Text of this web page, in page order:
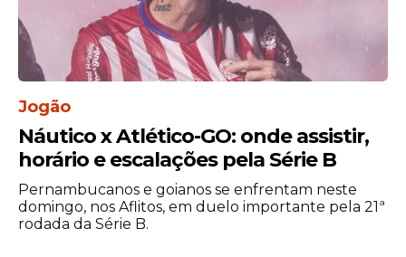
Jogão
Náutico x Atlético-GO: onde assistir,
horário e escalações pela Série B
Pernambucanos e goianos se enfrentam neste
domingo, nos Aflitos, em duelo importante pela 21ª
rodada da Série B.